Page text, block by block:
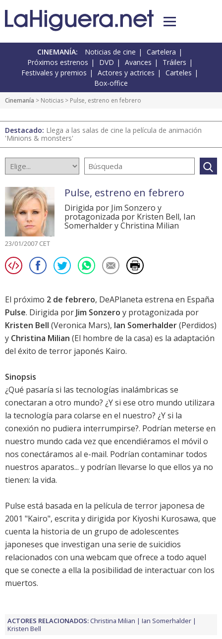
CINEMANÍA: Noticias de cine
Cartelera
Próximos estrenos
DVD Avances
Tráilers
Festivales y premios
Actores y actrices
Carteles
Box-office
Cinemanía > Noticias > Pulse, estreno en febrero
Destacado: Llega a las salas de cine la película de animación
'Minions & monsters'
Pulse, estreno en febrero
Dirigida por Jim Sonzero y
protagonizada por Kristen Bell, Ian
Somerhalder y Christina Milian
23/01/2007 CET
El próximo 2 de febrero, DeAPlaneta estrena en España
Pulse. Dirigida por Jim Sonzero y protagonizada por
Kristen Bell (Veronica Mars), Ian Somerhalder(Perdidos)
y Christina Milian (El hombre de la casa) es la adaptación
del éxito de terror japonés Kairo.
Sinopsis
¿Qué pasaría si las tecnologías inalámbricas se
conectaran a otro mundo? ¿Y si ese otro mundo utilizara
la tecnología para colarse en el nuestro? ¿Y si la
conexión no pudiera interrumpirse?. Podrían meterse en
nuestro mundo cada vez que encendiéramos el móvil o
nos conectáramos al e-mail. Podrían contaminar todos
nuestros aparatos... y podrían llevarse lo que ellos ya no
tienen: la vida.
Pulse está basada en la película de terror japonesa de
2001 "Kairo", escrita y dirigida por Kiyoshi Kurosawa, que
cuenta la historia de un grupo de adolescentes
japoneses que investigan una serie de suicidios
relacionados con una webcam que ofrece a todo aquel
que se conecte a ella la posibilidad de interactuar con los
muertos.
ACTORES RELACIONADOS:Christina Milian
Ian Somerhalder
Kristen Bell